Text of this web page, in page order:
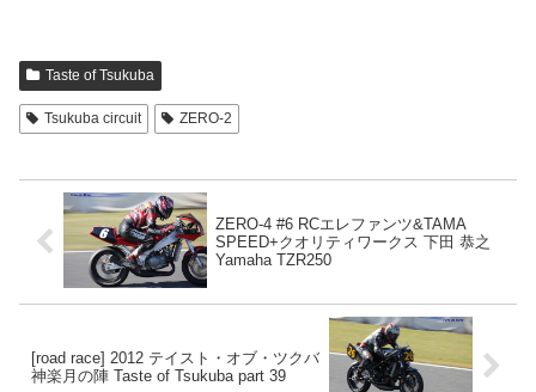
Taste of Tsukuba
Tsukuba circuit ZERO-2
ZERO-4 #6 RCエレファンツ&TAMA
SPEED+クオリティワークス 下田 恭之
Yamaha TZR250
[road race] 2012 テイスト・オブ・ツクバ
神楽月の陣 Taste of Tsukuba part 39